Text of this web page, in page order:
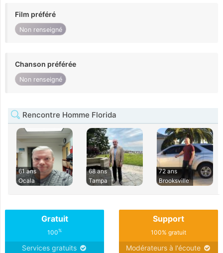
Film préféré
Non renseigné
Chanson préférée
Non renseigné
Rencontre Homme Florida
61 ans
Ocala
68 ans
Tampa
72 ans
Brooksville
Gratuit
100%
Services gratuits
Support
100% gratuit
Modérateurs à l'écoute